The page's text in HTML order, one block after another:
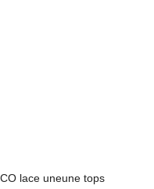
lace uneune tops